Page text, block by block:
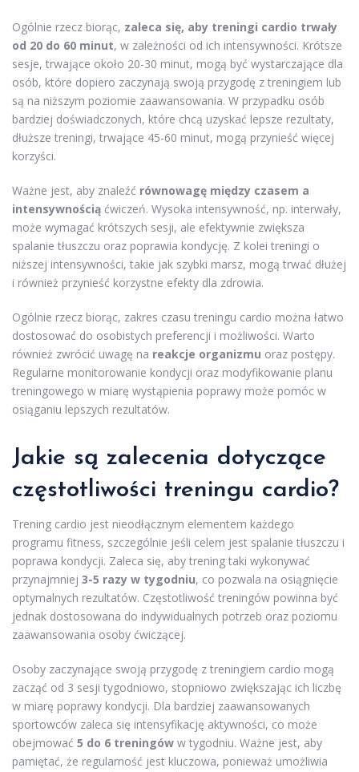
Ogólnie rzecz biorąc, zaleca się, aby treningi cardio trwały
od 20 do 60 minut, w zależności od ich intensywności. Krótsze
sesje, trwające około 20-30 minut, mogą być wystarczające dla
osób, które dopiero zaczynają swoją przygodę z treningiem lub
są na niższym poziomie zaawansowania. W przypadku osób
bardziej doświadczonych, które chcą uzyskać lepsze rezultaty,
dłuższe treningi, trwające 45-60 minut, mogą przynieść więcej
korzyści.
Ważne jest, aby znaleźć równowagę między czasem a
intensywnością ćwiczeń. Wysoka intensywność, np. interwały,
może wymagać krótszych sesji, ale efektywnie zwiększa
spalanie tłuszczu oraz poprawia kondycję. Z kolei treningi o
niższej intensywności, takie jak szybki marsz, mogą trwać dłużej
i również przynieść korzystne efekty dla zdrowia.
Ogólnie rzecz biorąc, zakres czasu treningu cardio można łatwo
dostosować do osobistych preferencji i możliwości. Warto
również zwrócić uwagę na reakcje organizmu oraz postępy.
Regularne monitorowanie kondycji oraz modyfikowanie planu
treningowego w miarę wystąpienia poprawy może pomóc w
osiąganiu lepszych rezultatów.
Jakie są zalecenia dotyczące
częstotliwości treningu cardio?
Trening cardio jest nieodłącznym elementem każdego
programu fitness, szczególnie jeśli celem jest spalanie tłuszczu i
poprawa kondycji. Zaleca się, aby trening taki wykonywać
przynajmniej 3-5 razy w tygodniu, co pozwala na osiągnięcie
optymalnych rezultatów. Częstotliwość treningów powinna być
jednak dostosowana do indywidualnych potrzeb oraz poziomu
zaawansowania osoby ćwiczącej.
Osoby zaczynające swoją przygodę z treningiem cardio mogą
zacząć od 3 sesji tygodniowo, stopniowo zwiększając ich liczbę
w miarę poprawy kondycji. Dla bardziej zaawansowanych
sportowców zaleca się intensyfikację aktywności, co może
obejmować 5 do 6 treningów w tygodniu. Ważne jest, aby
pamiętać, że regularność jest kluczowa, ponieważ umożliwia